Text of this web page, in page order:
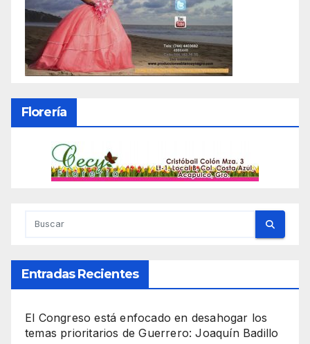
Florería
Entradas Recientes
El Congreso está enfocado en desahogar los
temas prioritarios de Guerrero: Joaquín Badillo